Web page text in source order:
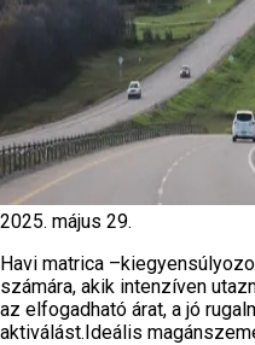
2025. május 29.
Havi matrica
számára, akik intenzíven
az elfogadható árat, a jó
aktiválást.Ideális